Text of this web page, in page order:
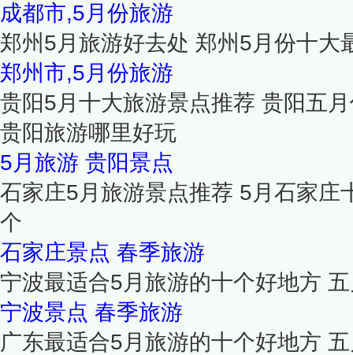
成都市,5月份旅游
郑州5月旅游好去处 郑州5月份十大
郑州市,5月份旅游
贵阳5月十大旅游景点推荐 贵阳五
贵阳旅游哪里好玩
5月旅游 贵阳景点
石家庄5月旅游景点推荐 5月石家庄
个
石家庄景点 春季旅游
宁波最适合5月旅游的十个好地方
宁波景点 春季旅游
广东最适合5月旅游的十个好地方